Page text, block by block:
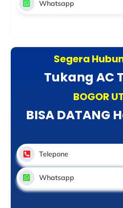
Whatsapp
Segera
Tukang AC
BOGOR
BISA DATANG
Telepone
Whatsapp